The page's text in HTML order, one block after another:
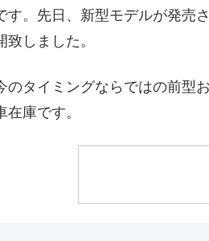
す。先日、新型モデルが発売
致しました。
のタイミングならではの前型
在庫です。